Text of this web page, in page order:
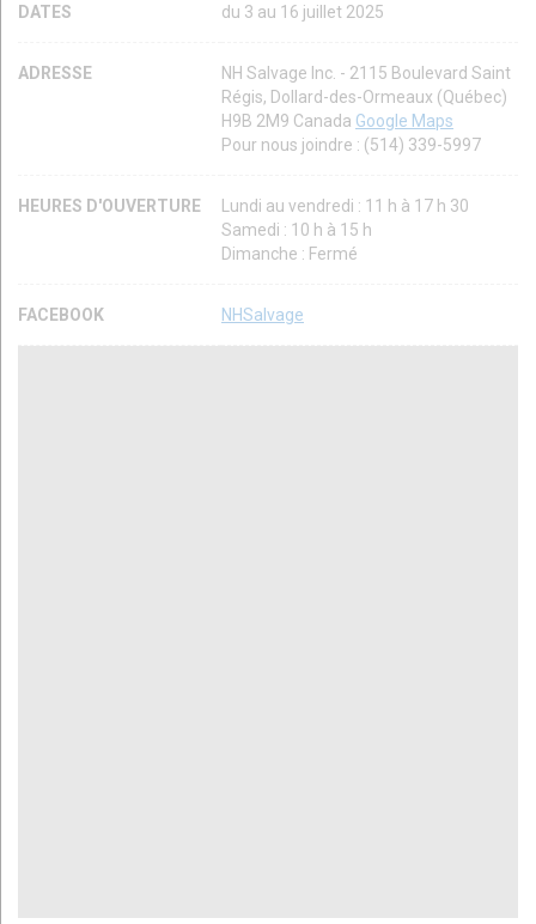
DATES du 3 au 16 juillet 2025
ADRESSE
NH Salvage Inc. - 2115 Boulevard Saint
Régis, Dollard-des-Ormeaux (Québec)
H9B 2M9 Canada Google Maps
Pour nous joindre : (514) 339-5997
HEURES D'OUVERTURE
Lundi au vendredi : 11 h à 17 h 30
Samedi : 10 h à 15 h
Dimanche : Fermé
FACEBOOK NHSalvage